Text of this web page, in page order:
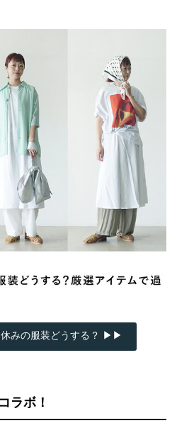
休みの服装どうする？ ▶▶
ラボ！